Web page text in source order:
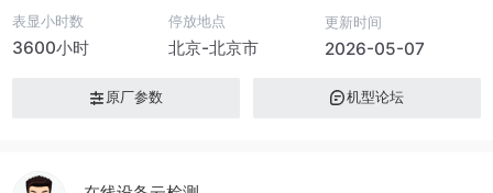
表显小时数
3600小时
停放地点
北京-北京市
更新时间
2026-05-07
原厂参数 机型论坛